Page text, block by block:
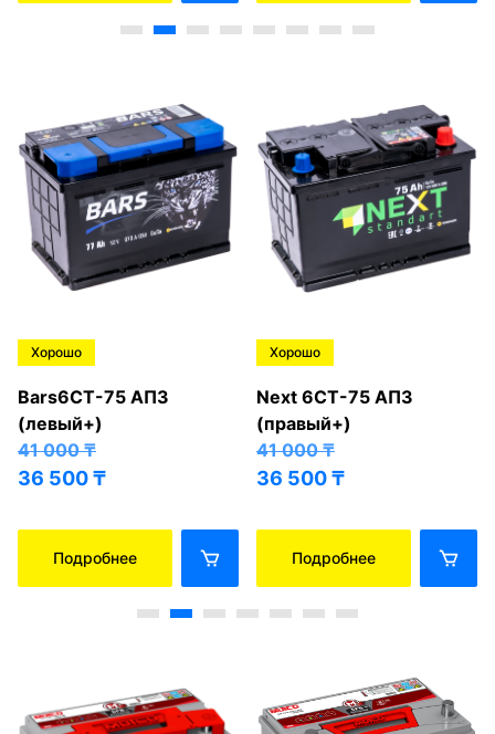
Хорошо
Bars6СТ-75 АПЗ
(левый+)
41 000₸
36 500₸
Подробнее
Хорошо
Next 6СТ-75 АПЗ
(правый+)
41 000₸
36 500₸
Подробнее